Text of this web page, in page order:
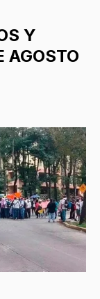
Y
AGOSTO